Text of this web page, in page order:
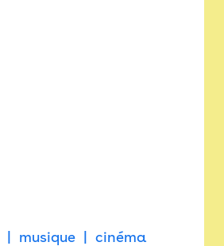
musique
cinéma